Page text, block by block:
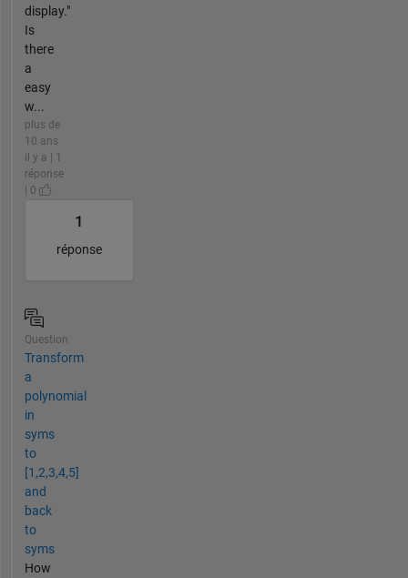
display."
Is
there
a
easy
w...
plus de
10 ans
il y a | 1
réponse
| 0
1
réponse
Question
Transform
a
polynomial
in
syms
to
[1,2,3,4,5]
and
back
to
syms
How